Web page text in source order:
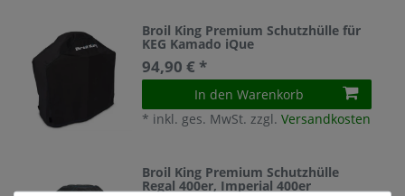
Broil King Premium Schutzhülle für
KEG Kamado iQue
94,90 € *
In den Warenkorb
* inkl. ges. MwSt. zzgl.Versandkosten
Broil King Premium Schutzhülle
Regal 400er, Imperial 400er